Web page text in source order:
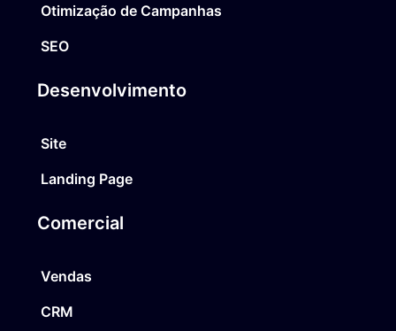
Otimização de Campanhas
SEO
Desenvolvimento
Site
Landing Page
Comercial
Vendas
CRM